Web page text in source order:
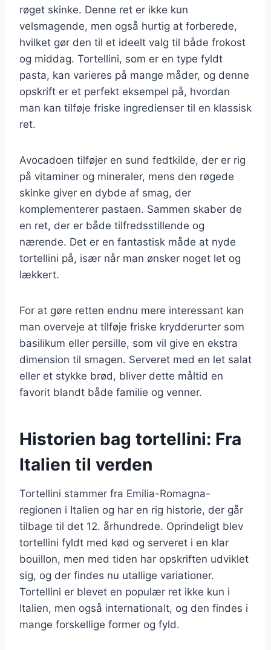
røget skinke. Denne ret er ikke kun
velsmagende, men også hurtig at forberede,
hvilket gør den til et ideelt valg til både frokost
og middag. Tortellini, som er en type fyldt
pasta, kan varieres på mange måder, og denne
opskrift er et perfekt eksempel på, hvordan
man kan tilføje friske ingredienser til en klassisk
ret.
Avocadoen tilføjer en sund fedtkilde, der er rig
på vitaminer og mineraler, mens den røgede
skinke giver en dybde af smag, der
komplementerer pastaen. Sammen skaber de
en ret, der er både tilfredsstillende og
nærende. Det er en fantastisk måde at nyde
tortellini på, især når man ønsker noget let og
lækkert.
For at gøre retten endnu mere interessant kan
man overveje at tilføje friske krydderurter som
basilikum eller persille, som vil give en ekstra
dimension til smagen. Serveret med en let salat
eller et stykke brød, bliver dette måltid en
favorit blandt både familie og venner.
Historien bag tortellini: Fra
Italien til verden
Tortellini stammer fra Emilia-Romagna-
regionen i Italien og har en rig historie, der går
tilbage til det 12. århundrede. Oprindeligt blev
tortellini fyldt med kød og serveret i en klar
bouillon, men med tiden har opskriften udviklet
sig, og der findes nu utallige variationer.
Tortellini er blevet en populær ret ikke kun i
Italien, men også internationalt, og den findes i
mange forskellige former og fyld.